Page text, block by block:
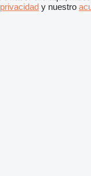
privacidad y nuestro